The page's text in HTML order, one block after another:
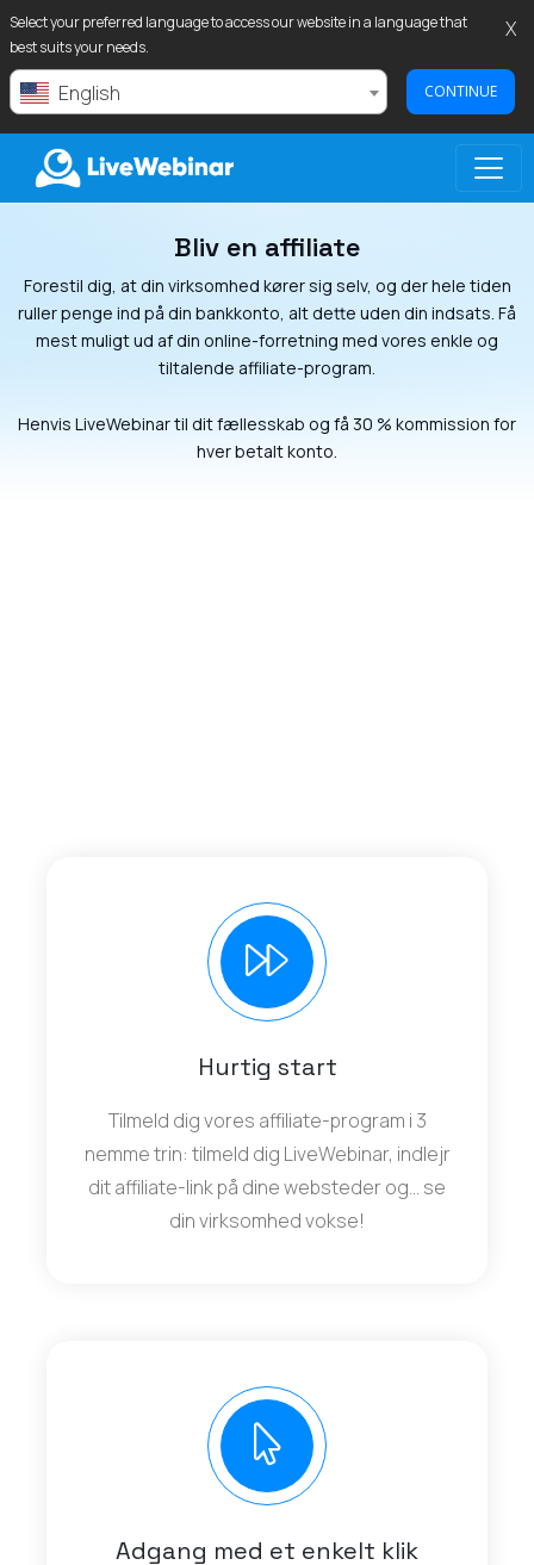
Select your preferred language to access our website in a language that
best suits your needs.
English CONTINUE
X
LIVEWEBINAR.COMBliv en affiliate
Forestil dig, at din virksomhed kører sig selv, og der hele tiden
ruller penge ind på din bankkonto, alt dette uden din indsats. Få
mest muligt ud af din online-forretning med vores enkle og
tiltalende affiliate-program.
Henvis LiveWebinar til dit fællesskab og få 30 % kommission for
hver betalt konto.
Hurtig start
Tilmeld dig vores affiliate-program i 3
nemme trin: tilmeld dig LiveWebinar, indlejr
dit affiliate-link på dine websteder og... se
din virksomhed vokse!
Adgang med et enkelt klik